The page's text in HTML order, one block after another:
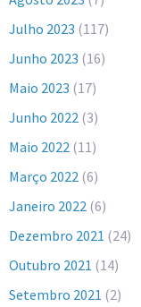
Julho 2023 (117)
Junho 2023 (16)
Maio 2023 (17)
Junho 2022 (3)
Maio 2022 (11)
Março 2022 (6)
Janeiro 2022 (6)
Dezembro 2021 (24)
Outubro 2021 (14)
Setembro 2021 (2)